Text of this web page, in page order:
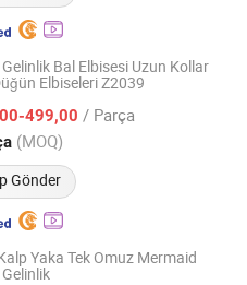
Bal Elbisesi Uzun Kollar
Elbiseleri Z2039
499,00 / Parça
(MOQ)
Gönder
2013
Yaka Tek Omuz Mermaid